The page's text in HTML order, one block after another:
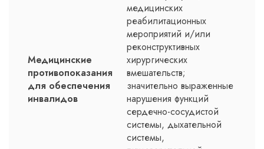
Медицинские
противопоказания
для обеспечения
инвалидов
медицинских
реабилитационных
мероприятий и/или
реконструктивных
хирургических
вмешательств;
значительно выраженные
нарушения функций
сердечно-сосудистой
системы, дыхательной
системы,